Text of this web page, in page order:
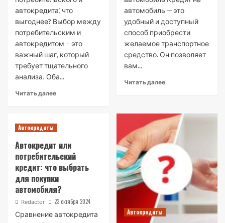
автокредита⁚ что
выгоднее? Выбор между
потребительским и
автокредитом – это
важный шаг, который
требует тщательного
анализа․ Оба...
Читать далее
автомобиль ─ это
удобный и доступный
способ приобрести
желаемое транспортное
средство. Он позволяет
вам...
Читать далее
Автокредиты
Автокредит или
потребительский
кредит: что выбрать
для покупки
автомобиля?
Redactor 23 октября 2024
Сравнение автокредита
Автокредиты